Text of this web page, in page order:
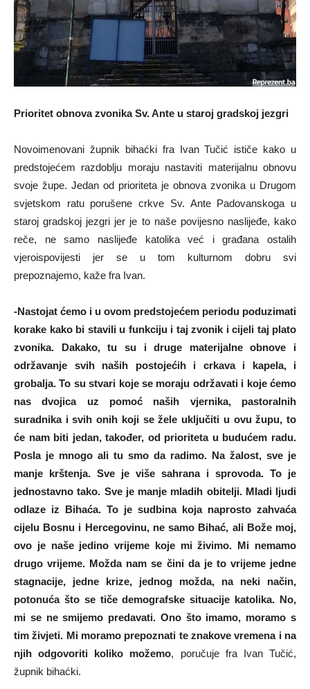
Prioritet obnova zvonika Sv. Ante u staroj gradskoj jezgri
Novoimenovani župnik bihaćki fra Ivan Tučić ističe kako u
predstojećem razdoblju moraju nastaviti materijalnu obnovu
svoje župe. Jedan od prioriteta je obnova zvonika u Drugom
svjetskom ratu porušene crkve Sv. Ante Padovanskoga u
staroj gradskoj jezgri jer je to naše povijesno naslijeđe, kako
reče, ne samo naslijeđe katolika već i građana ostalih
vjeroispovijesti jer se u tom kulturnom dobru svi
prepoznajemo, kaže fra Ivan.
-Nastojat ćemo i u ovom predstojećem periodu poduzimati
korake kako bi stavili u funkciju i taj zvonik i cijeli taj plato
zvonika. Dakako, tu su i druge materijalne obnove i
održavanje svih naših postojećih i crkava i kapela, i
grobalja. To su stvari koje se moraju održavati i koje ćemo
nas dvojica uz pomoć naših vjernika, pastoralnih
suradnika i svih onih koji se žele uključiti u ovu župu, to
će nam biti jedan, također, od prioriteta u budućem radu.
Posla je mnogo ali tu smo da radimo. Na žalost, sve je
manje krštenja. Sve je više sahrana i sprovoda. To je
jednostavno tako. Sve je manje mladih obitelji. Mladi ljudi
odlaze iz Bihaća. To je sudbina koja naprosto zahvaća
cijelu Bosnu i Hercegovinu, ne samo Bihać, ali Bože moj,
ovo je naše jedino vrijeme koje mi živimo. Mi nemamo
drugo vrijeme. Možda nam se čini da je to vrijeme jedne
stagnacije, jedne krize, jednog možda, na neki način,
potonuća što se tiče demografske situacije katolika. No,
mi se ne smijemo predavati. Ono što imamo, moramo s
tim živjeti. Mi moramo prepoznati te znakove vremena i na
njih odgovoriti koliko možemo, poručuje fra Ivan Tučić,
župnik bihaćki.